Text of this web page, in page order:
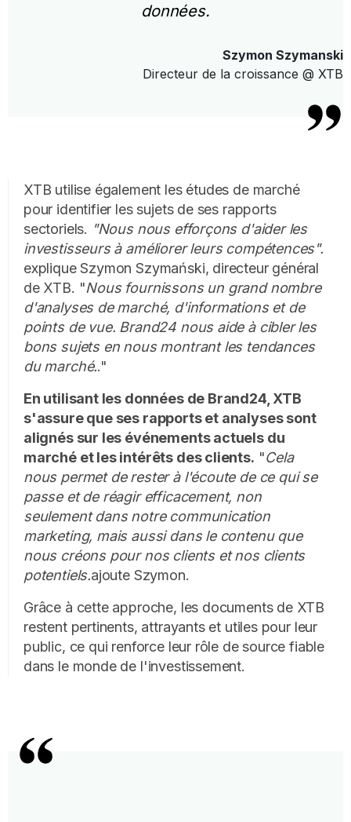
données.
Szymon Szymanski
Directeur de la croissance @ XTB
XTB utilise également les études de marché
pour identifier les sujets de ses rapports
sectoriels. "Nous nous efforçons d'aider les
investisseurs à améliorer leurs compétences".
explique Szymon Szymański, directeur général
de XTB. "Nous fournissons un grand nombre
d'analyses de marché, d'informations et de
points de vue. Brand24 nous aide à cibler les
bons sujets en nous montrant les tendances
du marché.."
En utilisant les données de Brand24, XTB
s'assure que ses rapports et analyses sont
alignés sur les événements actuels du
marché et les intérêts des clients. "Cela
nous permet de rester à l'écoute de ce qui se
passe et de réagir efficacement, non
seulement dans notre communication
marketing, mais aussi dans le contenu que
nous créons pour nos clients et nos clients
potentiels.ajoute Szymon.
Grâce à cette approche, les documents de XTB
restent pertinents, attrayants et utiles pour leur
public, ce qui renforce leur rôle de source fiable
dans le monde de l'investissement.